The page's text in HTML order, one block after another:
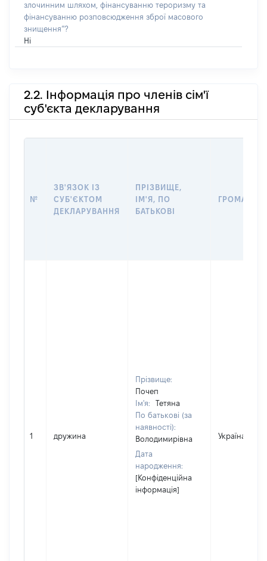
злочинним шляхом, фінансуванню тероризму та
фінансуванню розповсюдження зброї масового
знищення”?
Ні
2.2. Інформація про членів сім'ї
суб'єкта декларування
№
ЗВ'ЯЗОК ІЗ
СУБ'ЄКТОМ
ДЕКЛАРУВАННЯ
ПРІЗВИЩЕ,
ІМ'Я, ПО
БАТЬКОВІ
1 дружина
Прізвище:
Почеп
Ім'я:
Тетяна
По батькові (за
наявності):
Володимирівна
Дата
народження:
[Конфіденційна
інформація]
Україна